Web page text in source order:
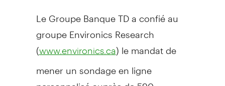
Le Groupe Banque TD a confié au
groupe Environics Research
(www.environics.ca) le mandat de
mener un sondage en ligne